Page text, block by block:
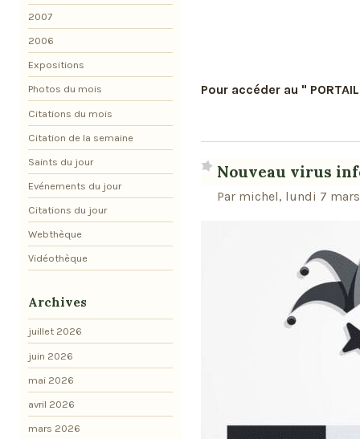
Pour accéder au "
Nouveau virus
Par michel, lundi 7
2007
2006
Expositions
Photos du mois
Citations du mois
Citation de la semaine
Saints du jour
Evénements du jour
Citations du jour
Webthèque
Vidéothèque
Archives
juillet 2026
juin 2026
mai 2026
avril 2026
mars 2026